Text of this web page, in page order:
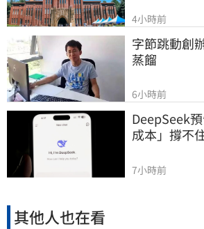
4小時前
字節跳動創
蒸餾
6小時前
DeepSeek
成本」撐不
7小時前
其他人也在看